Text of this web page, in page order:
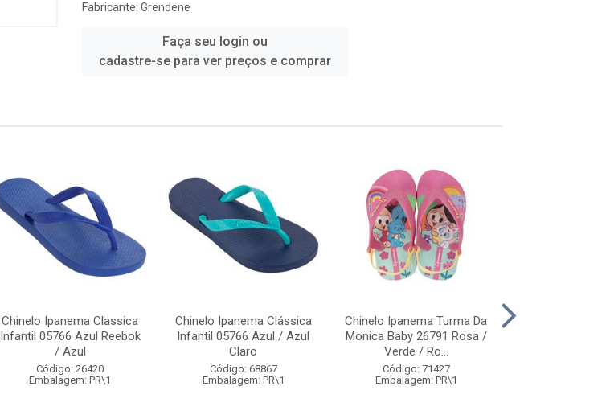
Fabricante: Grendene
Faça seu login ou
cadastre-se para ver preços e comprar
Chinelo Ipanema Classica
Infantil 05766 Azul Reebok
/ Azul
Código: 26420
Embalagem: PR\1
Chinelo Ipanema Clássica
Infantil 05766 Azul / Azul
Claro
Código: 68867
Embalagem: PR\1
Chinelo Ipanema Turma Da
Monica Baby 26791 Rosa /
Verde / Ro...
Código: 71427
Embalagem: PR\1